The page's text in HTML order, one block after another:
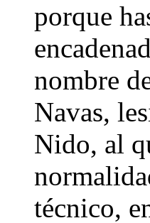
porque
nombre
Navas,
Nido, al
técnico,